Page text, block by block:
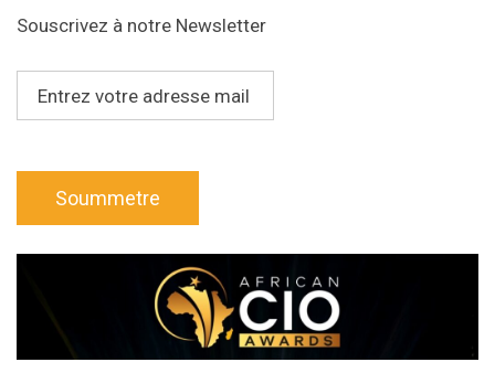
Souscrivez à notre Newsletter